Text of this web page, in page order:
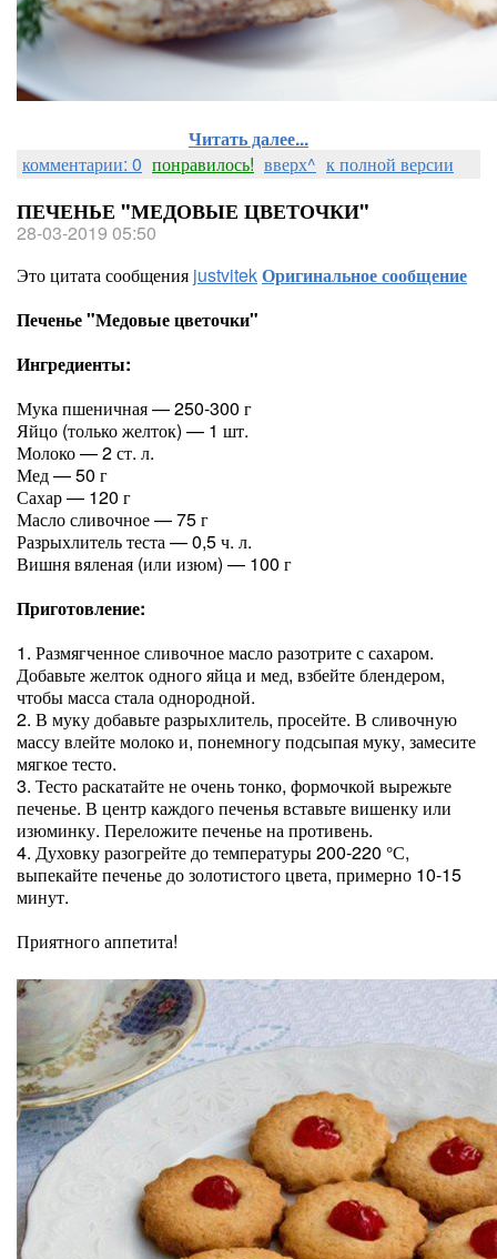
Читать далее...
комментарии: 0 понравилось! вверх^ к полной версии
ПЕЧЕНЬЕ "МЕДОВЫЕ ЦВЕТОЧКИ"
28-03-2019 05:50
Это цитата сообщения justvitekОригинальное сообщение
Печенье "Медовые цветочки"
Ингредиенты:
Мука пшеничная — 250-300 г
Яйцо (только желток) — 1 шт.
Молоко — 2 ст. л.
Мед — 50 г
Сахар — 120 г
Масло сливочное — 75 г
Разрыхлитель теста — 0,5 ч. л.
Вишня вяленая (или изюм) — 100 г
Приготовление:
1. Размягченное сливочное масло разотрите с сахаром.
Добавьте желток одного яйца и мед, взбейте блендером,
чтобы масса стала однородной.
2. В муку добавьте разрыхлитель, просейте. В сливочную
массу влейте молоко и, понемногу подсыпая муку, замесите
мягкое тесто.
3. Тесто раскатайте не очень тонко, формочкой вырежьте
печенье. В центр каждого печенья вставьте вишенку или
изюминку. Переложите печенье на противень.
4. Духовку разогрейте до температуры 200-220 °С,
выпекайте печенье до золотистого цвета, примерно 10-15
минут.
Приятного аппетита!